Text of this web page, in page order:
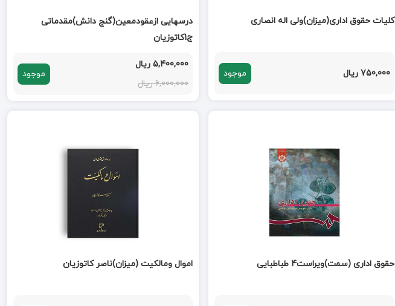
کلیات حقوق اداری(میزان)ولی اله انصاری
750,000 ریال موجود
درسهایی ازعقودمعین(گنج دانش)مقدماتی
ج1کاتوزیان
5,400,000 ریال
6,000,000 ریال
موجود
حقوق اداری (سمت)ویراست4 طباطبایی اموال ومالکیت (میزان)ناصر کاتوزیان